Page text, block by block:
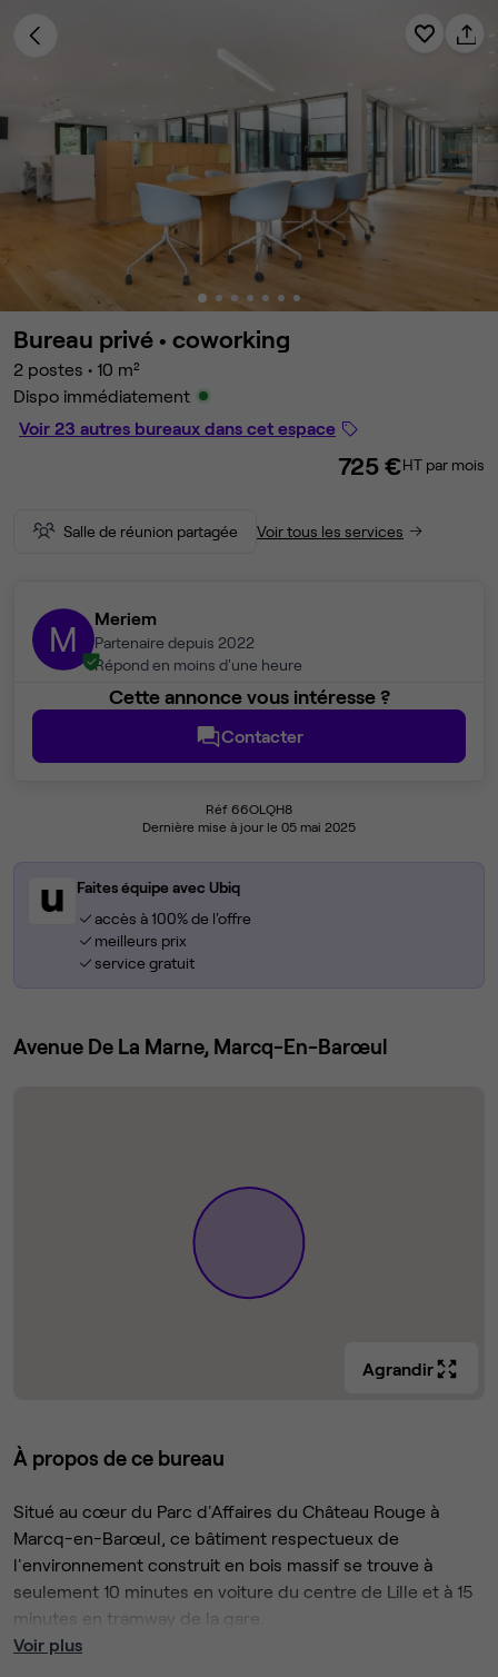
Bureau privé • coworking
2 postes • 10 m²
Dispo immédiatement
Voir 23 autres bureaux dans cet espace
725 €HT par mois
Salle de réunion partagée Voir tous les services
M Meriem
Partenaire depuis 2022
Répond en moins d'une heure
Cette annonce vous intéresse ?
Contacter
Réf 66OLQH8
Dernière mise à jour le 05 mai 2025
Faites équipe avec Ubiq
accès à 100% de l'offre
meilleurs prix
service gratuit
Avenue De La Marne, Marcq-En-Barœul
Agrandir
À propos de ce bureau
Situé au cœur du Parc d'Affaires du Château Rouge à
Marcq-en-Barœul, ce bâtiment respectueux de
l'environnement construit en bois massif se trouve à
seulement 10 minutes en voiture du centre de Lille et à 15
minutes en tramway de la gare.
Voir plus